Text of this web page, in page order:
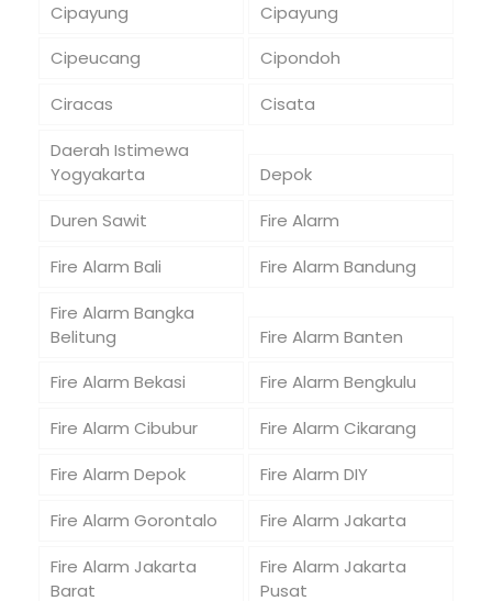
Cipayung
Cipayung
Cipeucang
Cipondoh
Ciracas
Cisata
Daerah Istimewa
Yogyakarta
Depok
Duren Sawit
Fire Alarm
Fire Alarm Bali
Fire Alarm Bandung
Fire Alarm Bangka
Belitung
Fire Alarm Banten
Fire Alarm Bekasi
Fire Alarm Bengkulu
Fire Alarm Cibubur
Fire Alarm Cikarang
Fire Alarm Depok
Fire Alarm DIY
Fire Alarm Gorontalo
Fire Alarm Jakarta
Fire Alarm Jakarta
Barat
Fire Alarm Jakarta
Pusat